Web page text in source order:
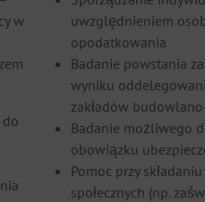
w
uwzględnieniem
opodatkowania
Badanie powstania
wyniku
zakładów
Badanie możliwego
obowiązku
Pomoc przy
społecznych (np.